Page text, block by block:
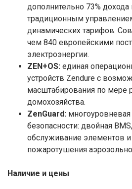
дополнительно 73%
традиционным
динамических тарифов.
чем 840 европейскими
электроэнергии.
ZEN+OS: единая
устройств Zendure с
масштабирования по мере
домохозяйства.
ZenGuard: многоуровневая
безопасности: двойная
обслуживание элементов и
пожаротушения
Наличие и цены